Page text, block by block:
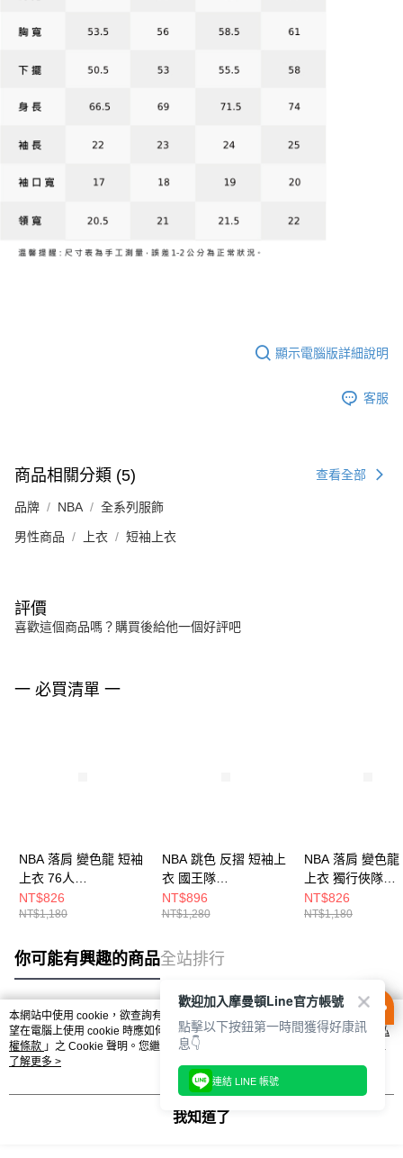
顯示電腦版詳細說明
客服
商品相關分類 (5) 查看全部
品牌 NBA 全系列服飾
男性商品 上衣 短袖上衣
評價
喜歡這個商品嗎？購買後給他一個好評吧
一 必買清單 一
NBA 落肩 變色龍 短袖
上衣 76人
3525102520
NT$826
NT$1,180
NBA 跳色 反摺 短袖上
衣 國王隊
3525105691
NT$896
NT$1,280
NBA 落肩 變色龍
上衣 獨行俠隊
3525102780
NT$826
NT$1,180
你可能有興趣的商品全站排行
熱門標籤
本網站中使用 cookie，欲查詢有關本網站使用 cookie 方式之詳情，及若您不希
望在電腦上使用 cookie 時應如何變更電腦的 cookie 設定，請參閱本網站「
隱私
權條款 」之 Cookie 聲明。您繼續使用本網站即表示您同意本公司得按本網站使
用條款之 Cookie 聲明使用 cookie。
了解更多 >
我知道了
歡迎加入摩曼頓Line官方帳號
點擊以下按鈕第一時間獲得好康訊
息👇
連結 LINE 帳號